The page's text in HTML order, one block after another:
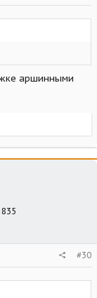
аршинными
#30